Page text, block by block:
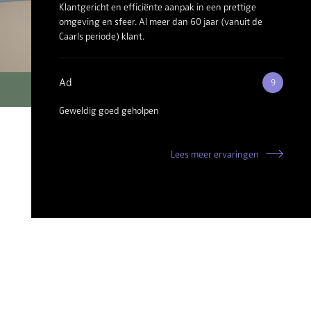
Klantgericht en efficiënte aanpak in een prettige
omgeving en sfeer. Al meer dan 60 jaar (vanuit de
Caarls periode) klant.
Ad 9
Geweldig goed geholpen
Lees meer ervaringen